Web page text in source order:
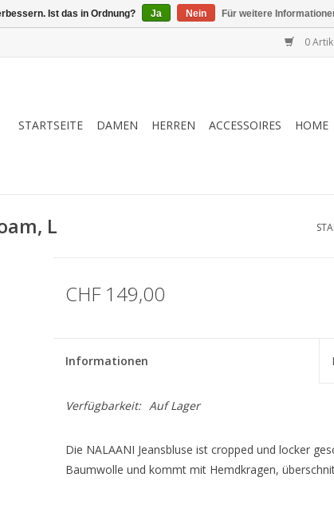
0
STARTSEITE DAMEN HERREN ACCESSOIRES HOME
L
CHF 149,00
Informationen
Verfügbarkeit: Auf Lager
Die NALAANI Jeansbluse ist cropped und locker
Baumwolle und kommt mit Hemdkragen,
Ist das in Ordnung? Ja Nein Für weitere